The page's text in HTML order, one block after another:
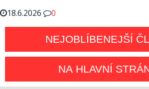
18.6.2026
0
NEJOBLÍBENEJŠÍ
NA HLAVNÍ